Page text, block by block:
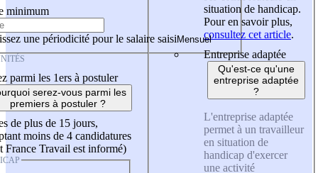
minimum
une périodicité pour le salaire saisi
parmi les 1ers à postuler
serez-vous parmi les
premiers à postuler ?
de plus de 15 jours,
moins de 4 candidatures
France Travail est informé)
situation de handicap.
Pour en savoir plus,
consultez cet article.
Entreprise adaptée
Qu'est-ce qu'une
entreprise adaptée
?
L'entreprise adaptée
permet à un travailleur
en situation de
handicap d'exercer
une activité